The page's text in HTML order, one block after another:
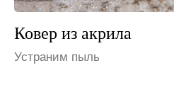
Ковер из шерсти
Избавим от запаха мочи